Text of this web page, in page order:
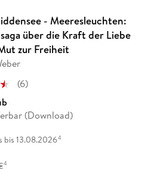
- Meeresleuchten:
über die Kraft der Liebe
zur Freiheit
(6)
(Download)
bis 13.08.20264
4